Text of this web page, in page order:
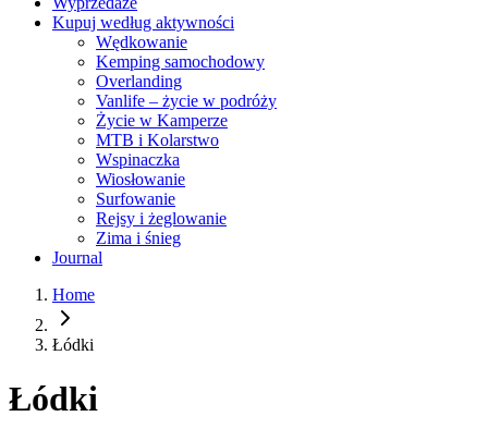
Kupuj według aktywności
Wędkowanie
Kemping samochodowy
Overlanding
Vanlife – życie w podróży
Życie w Kamperze
MTB i Kolarstwo
Wspinaczka
Wiosłowanie
Surfowanie
Rejsy i żeglowanie
Zima i śnieg
Journal
Home
Łódki
Łódki